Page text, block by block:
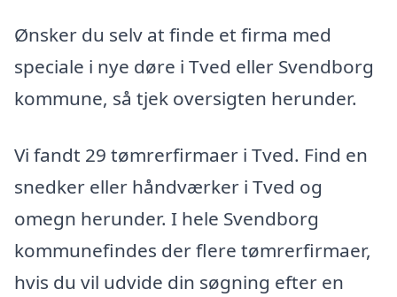
Ønsker du selv at finde et firma med
speciale i nye døre i Tved eller Svendborg
kommune, så tjek oversigten herunder.
Vi fandt 29 tømrerfirmaer i Tved. Find en
snedker eller håndværker i Tved og
omegn herunder. I hele Svendborg
kommunefindes der flere tømrerfirmaer,
hvis du vil udvide din søgning efter en